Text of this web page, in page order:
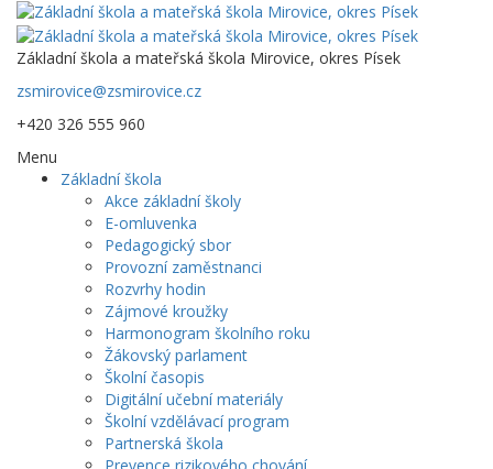
Základní škola a mateřská škola Mirovice, okres Písek
zsmirovice@zsmirovice.cz
+420 326 555 960
Menu
Základní škola
Akce základní školy
E-omluvenka
Pedagogický sbor
Provozní zaměstnanci
Rozvrhy hodin
Zájmové kroužky
Harmonogram školního roku
Žákovský parlament
Školní časopis
Digitální učební materiály
Školní vzdělávací program
Partnerská škola
Prevence rizikového chování